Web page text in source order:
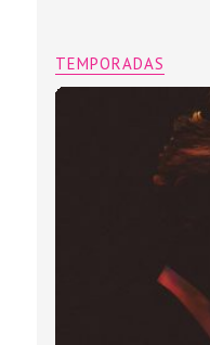
TEMPORADAS